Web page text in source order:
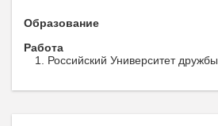
Образование
Работа
Российский Университет дружбы